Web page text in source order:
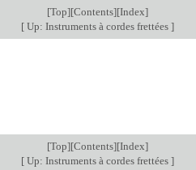
[Top][Contents][Index]
[ Up: Instruments à cordes frettées ]
[Top][Contents][Index]
[ Up: Instruments à cordes frettées ]